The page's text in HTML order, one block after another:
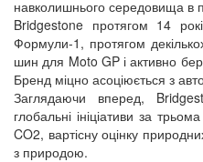
навколишнього середовища в
Bridgestone протягом 14
Формули-1, протягом
шин для Moto GP і активно
Бренд міцно асоціюється з
Заглядаючи вперед,
глобальні ініціативи за
CO2, вартісну оцінку
з природою.